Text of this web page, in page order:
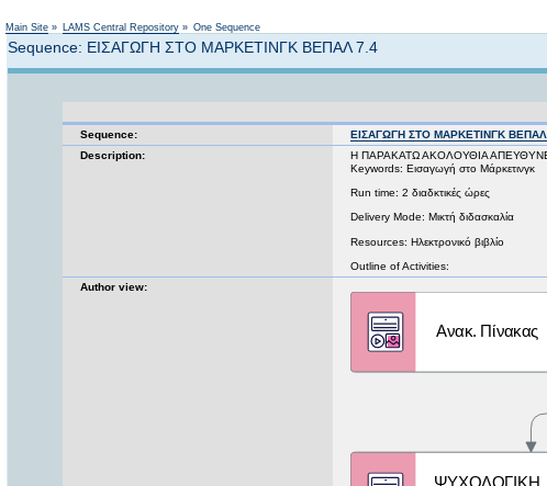
Main Site » LAMS Central Repository » One Sequence
Sequence: ΕΙΣΑΓΩΓΗ ΣΤΟ ΜΑΡΚΕΤΙΝΓΚ ΒΕΠΑΛ 7.4
Sequence:
ΕΙΣΑΓΩΓΗ ΣΤΟ ΜΑΡΚΕΤΙΝΓΚ
Description:
Η ΠΑΡΑΚΑΤΩ ΑΚΟΛΟΥΘΙΑ
Keywords: Εισαγωγή στο Μάρκετινγκ
Run time: 2 διαδκτικές ώρες
Delivery Mode: Μικτή διδασκαλία
Resources: Ηλεκτρονικό βιβλίο
Outline of Activities:
Author view: